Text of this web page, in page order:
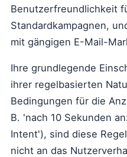
Benutzerfreundlichkeit
Standardkampagnen,
mit gängigen E-Mail-
Ihre grundlegende
ihrer regelbasierten
Bedingungen für die
B. 'nach 10 Sekunden
Intent'), sind diese
nicht an das